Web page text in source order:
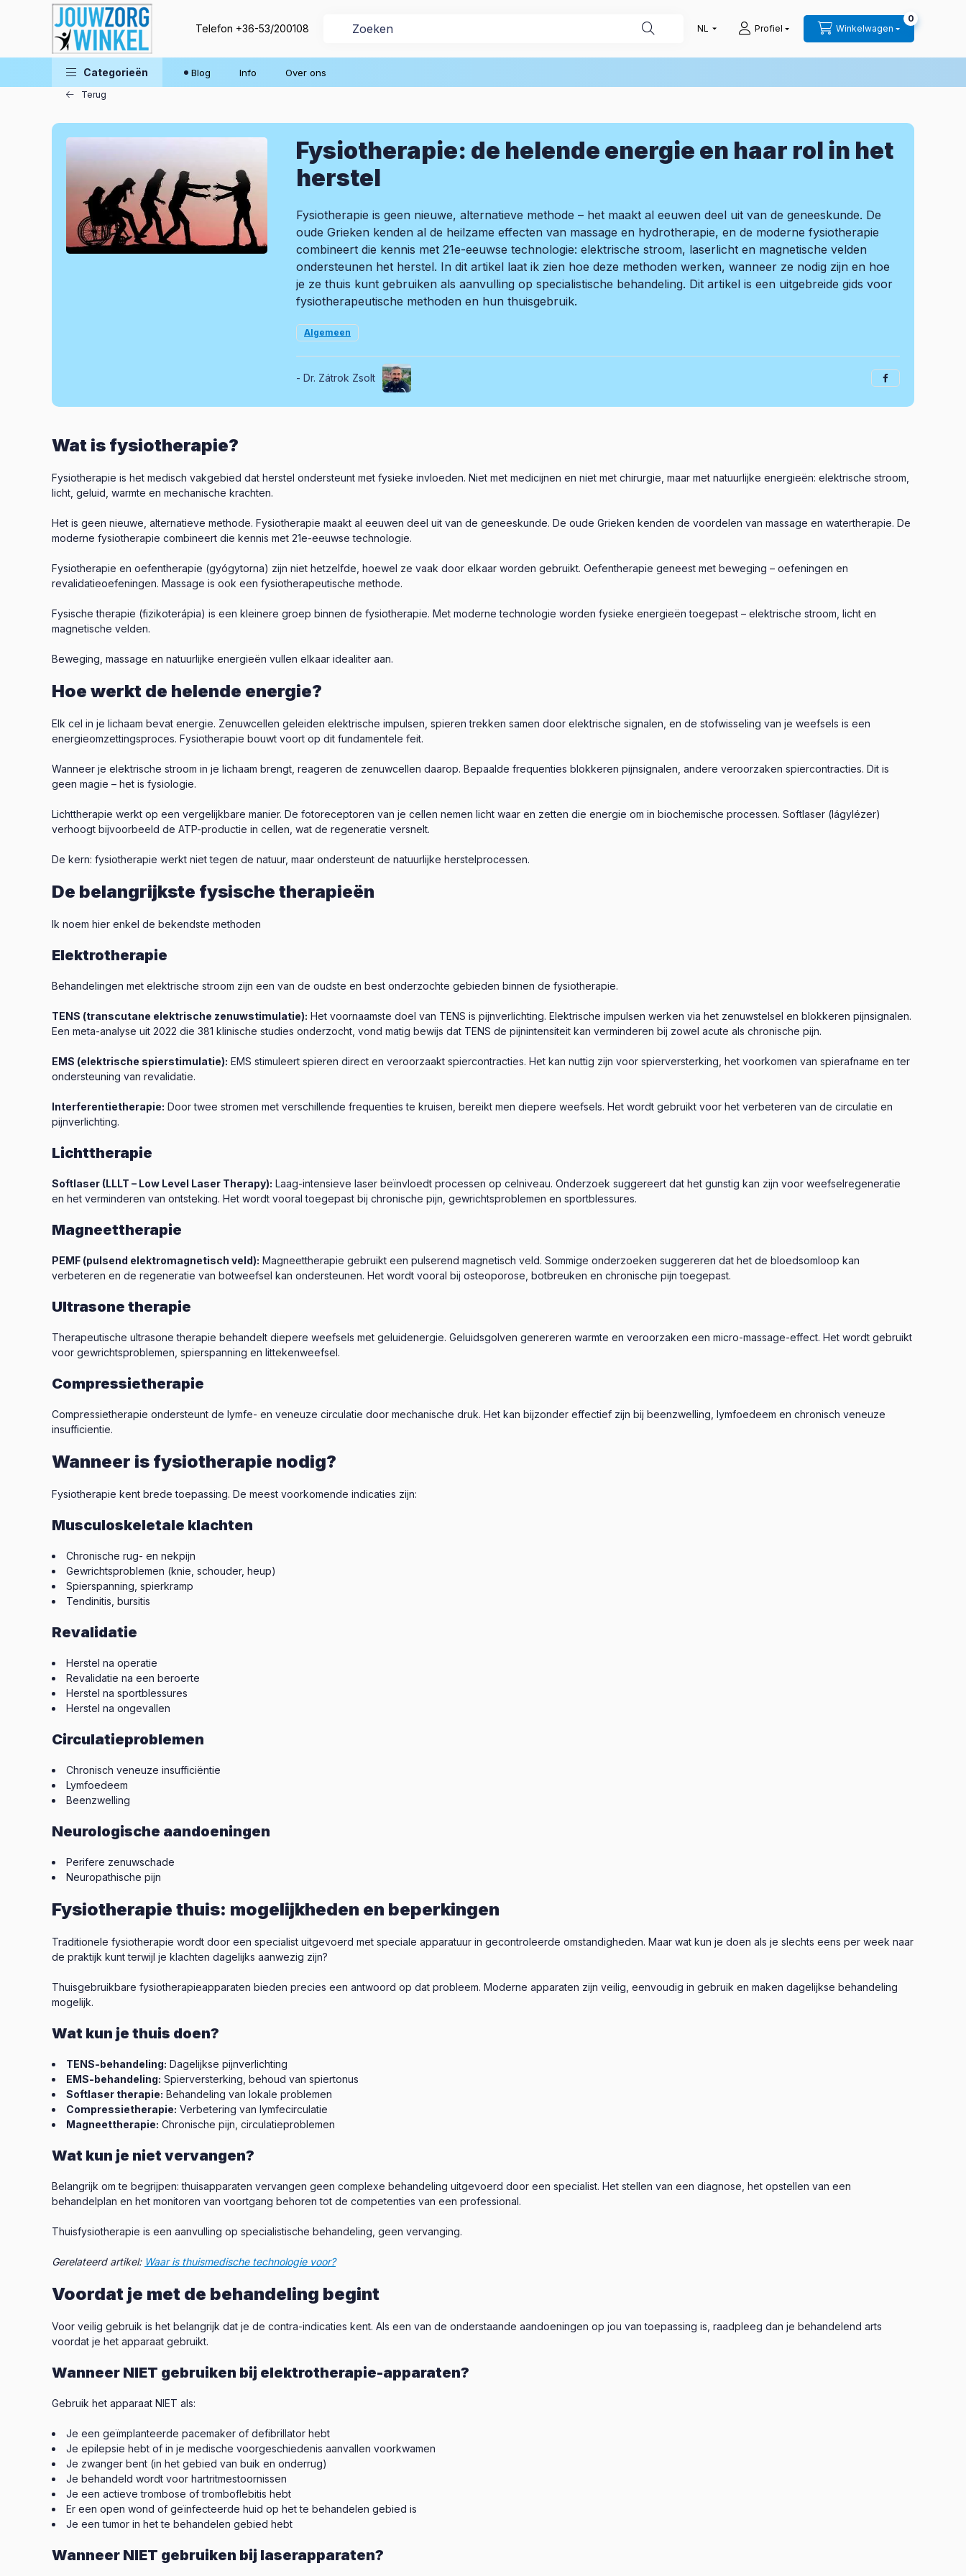
Telefon +36-53/200108 Profiel Winkelwagen
0
Categorieën Blog Info Over ons
Terug
Fysiotherapie: de helende energie en haar rol in het
herstel
Fysiotherapie is geen nieuwe, alternatieve methode – het maakt al eeuwen deel uit van de geneeskunde. De
oude Grieken kenden al de heilzame effecten van massage en hydrotherapie, en de moderne fysiotherapie
combineert die kennis met 21e-eeuwse technologie: elektrische stroom, laserlicht en magnetische velden
ondersteunen het herstel. In dit artikel laat ik zien hoe deze methoden werken, wanneer ze nodig zijn en hoe
je ze thuis kunt gebruiken als aanvulling op specialistische behandeling. Dit artikel is een uitgebreide gids voor
fysiotherapeutische methoden en hun thuisgebruik.
Algemeen
Dr. Zátrok Zsolt
Wat is fysiotherapie?
Fysiotherapie is het medisch vakgebied dat herstel ondersteunt met fysieke invloeden. Niet met medicijnen en niet met chirurgie, maar met natuurlijke energieën: elektrische stroom,
licht, geluid, warmte en mechanische krachten.
Het is geen nieuwe, alternatieve methode. Fysiotherapie maakt al eeuwen deel uit van de geneeskunde. De oude Grieken kenden de voordelen van massage en watertherapie. De
moderne fysiotherapie combineert die kennis met 21e-eeuwse technologie.
Fysiotherapie en oefentherapie (gyógytorna) zijn niet hetzelfde, hoewel ze vaak door elkaar worden gebruikt. Oefentherapie geneest met beweging – oefeningen en
revalidatieoefeningen. Massage is ook een fysiotherapeutische methode.
Fysische therapie (fizikoterápia) is een kleinere groep binnen de fysiotherapie. Met moderne technologie worden fysieke energieën toegepast – elektrische stroom, licht en
magnetische velden.
Beweging, massage en natuurlijke energieën vullen elkaar idealiter aan.
Hoe werkt de helende energie?
Elk cel in je lichaam bevat energie. Zenuwcellen geleiden elektrische impulsen, spieren trekken samen door elektrische signalen, en de stofwisseling van je weefsels is een
energieomzettingsproces. Fysiotherapie bouwt voort op dit fundamentele feit.
Wanneer je elektrische stroom in je lichaam brengt, reageren de zenuwcellen daarop. Bepaalde frequenties blokkeren pijnsignalen, andere veroorzaken spiercontracties. Dit is
geen magie – het is fysiologie.
Lichttherapie werkt op een vergelijkbare manier. De fotoreceptoren van je cellen nemen licht waar en zetten die energie om in biochemische processen. Softlaser (lágylézer)
verhoogt bijvoorbeeld de ATP-productie in cellen, wat de regeneratie versnelt.
De kern: fysiotherapie werkt niet tegen de natuur, maar ondersteunt de natuurlijke herstelprocessen.
De belangrijkste fysische therapieën
Ik noem hier enkel de bekendste methoden
Elektrotherapie
Behandelingen met elektrische stroom zijn een van de oudste en best onderzochte gebieden binnen de fysiotherapie.
TENS (transcutane elektrische zenuwstimulatie): Het voornaamste doel van TENS is pijnverlichting. Elektrische impulsen werken via het zenuwstelsel en blokkeren pijnsignalen.
Een meta-analyse uit 2022 die 381 klinische studies onderzocht, vond matig bewijs dat TENS de pijnintensiteit kan verminderen bij zowel acute als chronische pijn.
EMS (elektrische spierstimulatie): EMS stimuleert spieren direct en veroorzaakt spiercontracties. Het kan nuttig zijn voor spierversterking, het voorkomen van spierafname en ter
ondersteuning van revalidatie.
Interferentietherapie: Door twee stromen met verschillende frequenties te kruisen, bereikt men diepere weefsels. Het wordt gebruikt voor het verbeteren van de circulatie en
pijnverlichting.
Lichttherapie
Softlaser (LLLT – Low Level Laser Therapy): Laag-intensieve laser beïnvloedt processen op celniveau. Onderzoek suggereert dat het gunstig kan zijn voor weefselregeneratie
en het verminderen van ontsteking. Het wordt vooral toegepast bij chronische pijn, gewrichtsproblemen en sportblessures.
Magneettherapie
PEMF (pulsend elektromagnetisch veld): Magneettherapie gebruikt een pulserend magnetisch veld. Sommige onderzoeken suggereren dat het de bloedsomloop kan
verbeteren en de regeneratie van botweefsel kan ondersteunen. Het wordt vooral bij osteoporose, botbreuken en chronische pijn toegepast.
Ultrasone therapie
Therapeutische ultrasone therapie behandelt diepere weefsels met geluidenergie. Geluidsgolven genereren warmte en veroorzaken een micro-massage-effect. Het wordt gebruikt
voor gewrichtsproblemen, spierspanning en littekenweefsel.
Compressietherapie
Compressietherapie ondersteunt de lymfe- en veneuze circulatie door mechanische druk. Het kan bijzonder effectief zijn bij beenzwelling, lymfoedeem en chronisch veneuze
insufficientie.
Wanneer is fysiotherapie nodig?
Fysiotherapie kent brede toepassing. De meest voorkomende indicaties zijn:
Musculoskeletale klachten
Chronische rug- en nekpijn
Gewrichtsproblemen (knie, schouder, heup)
Spierspanning, spierkramp
Tendinitis, bursitis
Revalidatie
Herstel na operatie
Revalidatie na een beroerte
Herstel na sportblessures
Herstel na ongevallen
Circulatieproblemen
Chronisch veneuze insufficiëntie
Lymfoedeem
Beenzwelling
Neurologische aandoeningen
Perifere zenuwschade
Neuropathische pijn
Fysiotherapie thuis: mogelijkheden en beperkingen
Traditionele fysiotherapie wordt door een specialist uitgevoerd met speciale apparatuur in gecontroleerde omstandigheden. Maar wat kun je doen als je slechts eens per week naar
de praktijk kunt terwijl je klachten dagelijks aanwezig zijn?
Thuisgebruikbare fysiotherapieapparaten bieden precies een antwoord op dat probleem. Moderne apparaten zijn veilig, eenvoudig in gebruik en maken dagelijkse behandeling
mogelijk.
Wat kun je thuis doen?
TENS-behandeling: Dagelijkse pijnverlichting
EMS-behandeling: Spierversterking, behoud van spiertonus
Softlaser therapie: Behandeling van lokale problemen
Compressietherapie: Verbetering van lymfecirculatie
Magneettherapie: Chronische pijn, circulatieproblemen
Wat kun je niet vervangen?
Belangrijk om te begrijpen: thuisapparaten vervangen geen complexe behandeling uitgevoerd door een specialist. Het stellen van een diagnose, het opstellen van een
behandelplan en het monitoren van voortgang behoren tot de competenties van een professional.
Thuisfysiotherapie is een aanvulling op specialistische behandeling, geen vervanging.
Gerelateerd artikel: Waar is thuismedische technologie voor?
Voordat je met de behandeling begint
Voor veilig gebruik is het belangrijk dat je de contra-indicaties kent. Als een van de onderstaande aandoeningen op jou van toepassing is, raadpleeg dan je behandelend arts
voordat je het apparaat gebruikt.
Wanneer NIET gebruiken bij elektrotherapie-apparaten?
Gebruik het apparaat NIET als:
Je een geïmplanteerde pacemaker of defibrillator hebt
Je epilepsie hebt of in je medische voorgeschiedenis aanvallen voorkwamen
Je zwanger bent (in het gebied van buik en onderrug)
Je behandeld wordt voor hartritmestoornissen
Je een actieve trombose of tromboflebitis hebt
Er een open wond of geïnfecteerde huid op het te behandelen gebied is
Je een tumor in het te behandelen gebied hebt
Wanneer NIET gebruiken bij laserapparaten?